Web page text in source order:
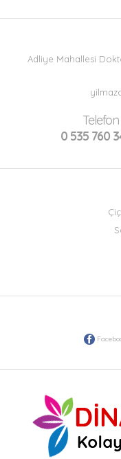
Adliye Mahallesi
Telefon
0 535 760